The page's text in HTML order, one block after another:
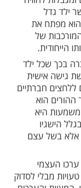
גדול
משמשות
זורם
קרובות
על
ההורה
לחוויה
גדל
את
של